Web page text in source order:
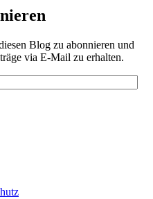
Blog zu abonnieren und
via E-Mail zu erhalten.